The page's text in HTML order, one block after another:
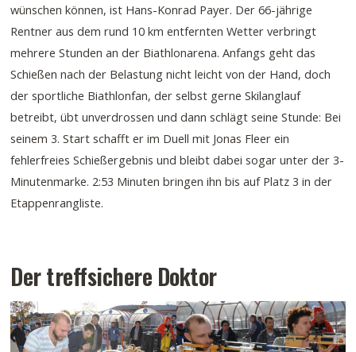
wünschen können, ist Hans-Konrad Payer. Der 66-jährige
Rentner aus dem rund 10 km entfernten Wetter verbringt
mehrere Stunden an der Biathlonarena. Anfangs geht das
Schießen nach der Belastung nicht leicht von der Hand, doch
der sportliche Biathlonfan, der selbst gerne Skilanglauf
betreibt, übt unverdrossen und dann schlägt seine Stunde: Bei
seinem 3. Start schafft er im Duell mit Jonas Fleer ein
fehlerfreies Schießergebnis und bleibt dabei sogar unter der 3-
Minutenmarke. 2:53 Minuten bringen ihn bis auf Platz 3 in der
Etappenrangliste.
Der treffsichere Doktor